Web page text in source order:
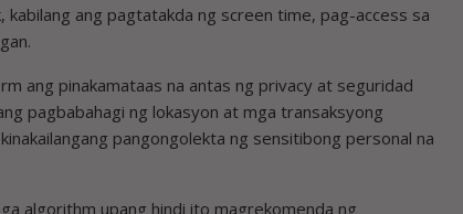
kabilang ang pagtatakda ng screen time, pag-access sa
ang pinakamataas na antas ng privacy at seguridad
pagbabahagi ng lokasyon at mga transaksyong
pangongolekta ng sensitibong personal na
algorithm upang hindi ito magrekomenda ng